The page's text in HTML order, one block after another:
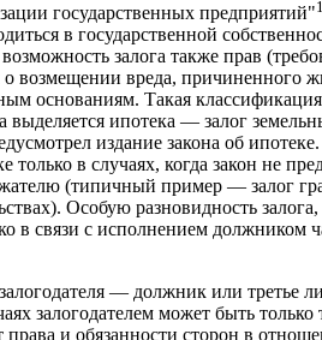
государ­ственных предприятий"1
в государст­венной
залога также прав
возмещении вреда, причиненного
основаниям. Такая
ипотека — залог
издание закона об ипотеке.
в случаях, когда закон не
(типичный пример — залог
Особую разновидность
в связи с исполнением должником
— должник или третье
залогодателем может быть только
и обязанности сторон в